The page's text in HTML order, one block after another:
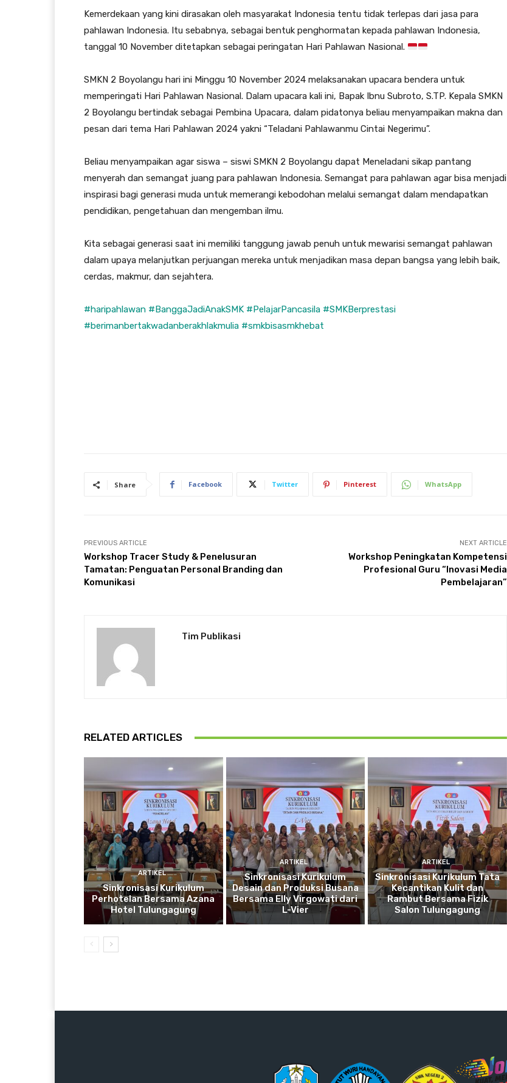
Kemerdekaan yang kini dirasakan oleh masyarakat Indonesia tentu tidak terlepas dari jasa para
pahlawan Indonesia. Itu sebabnya, sebagai bentuk penghormatan kepada pahlawan Indonesia,
tanggal 10 November ditetapkan sebagai peringatan Hari Pahlawan Nasional.
SMKN 2 Boyolangu hari ini Minggu 10 November 2024 melaksanakan upacara bendera untuk
memperingati Hari Pahlawan Nasional. Dalam upacara kali ini, Bapak Ibnu Subroto, S.TP. Kepala SMKN
2 Boyolangu bertindak sebagai Pembina Upacara, dalam pidatonya beliau menyampaikan makna dan
pesan dari tema Hari Pahlawan 2024 yakni “Teladani Pahlawanmu Cintai Negerimu”.
Beliau menyampaikan agar siswa – siswi SMKN 2 Boyolangu dapat Meneladani sikap pantang
menyerah dan semangat juang para pahlawan Indonesia. Semangat para pahlawan agar bisa menjadi
inspirasi bagi generasi muda untuk memerangi kebodohan melalui semangat dalam mendapatkan
pendidikan, pengetahuan dan mengemban ilmu.
Kita sebagai generasi saat ini memiliki tanggung jawab penuh untuk mewarisi semangat pahlawan
dalam upaya melanjutkan perjuangan mereka untuk menjadikan masa depan bangsa yang lebih baik,
cerdas, makmur, dan sejahtera.
#haripahlawan #BanggaJadiAnakSMK #PelajarPancasila #SMKBerprestasi
#berimanbertakwadanberakhlakmulia #smkbisasmkhebat
Share Facebook Twitter Pinterest WhatsApp
PREVIOUS ARTICLE
Workshop Tracer Study & Penelusuran
Tamatan: Penguatan Personal Branding dan
Komunikasi
NEXT ARTICLE
Workshop Peningkatan Kompetensi
Profesional Guru “Inovasi Media
Pembelajaran”
Tim Publikasi
RELATED ARTICLES
ARTIKEL
Sinkronisasi Kurikulum
Perhotelan Bersama Azana
Hotel Tulungagung
ARTIKEL
Sinkronisasi Kurikulum
Desain dan Produksi Busana
Bersama Elly Virgowati dari
L-Vier
ARTIKEL
Sinkronisasi Kurikulum Tata
Kecantikan Kulit dan
Rambut Bersama Fizik
Salon Tulungagung